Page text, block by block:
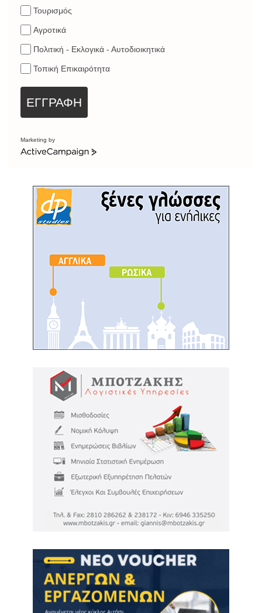
Τουρισμός
Αγροτικά
Πολιτική - Εκλογικά - Αυτοδιοικητικά
Τοπική Επικαιρότητα
ΕΓΓΡΑΦΗ
Marketing by